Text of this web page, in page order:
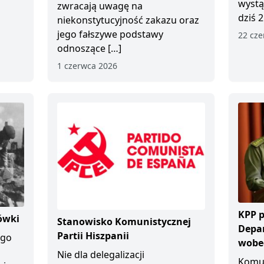
zwracają uwagę na
niekonstytucyjność zakazu oraz
jego fałszywe podstawy
odnoszące […]
1 czerwca 2026
dziś
22
Stanowisko Komunistycznej
Partii Hiszpanii
Nie dla delegalizacji
KPP